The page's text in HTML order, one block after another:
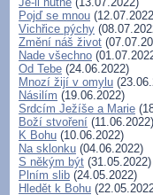
Pojď se mnou
Vichřice pýchy
Změní náš život
Nade všechno
Od Tebe (24.06.2022)
Mnozí žijí v omylu
Násilím (19.06.2022)
Srdcím Ježíše a Marie
Boží stvoření (11.06.2022)
K Bohu (10.06.2022)
Na sklonku (04.06.2022)
S někým být (31.05.2022)
Plním slib (24.05.2022)
Hledět k Bohu